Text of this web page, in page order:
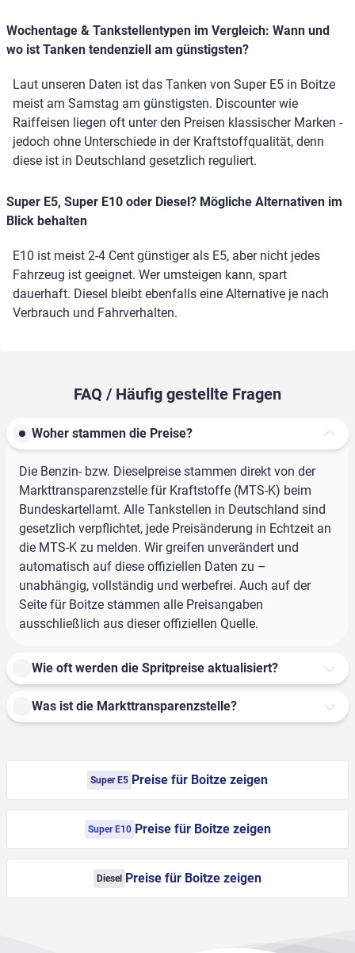
Wochentage & Tankstellentypen im Vergleich: Wann und
wo ist Tanken tendenziell am günstigsten?
Laut unseren Daten ist das Tanken von Super E5 in Boitze
meist am Samstag am günstigsten. Discounter wie
Raiffeisen liegen oft unter den Preisen klassischer Marken -
jedoch ohne Unterschiede in der Kraftstoffqualität, denn
diese ist in Deutschland gesetzlich reguliert.
Super E5, Super E10 oder Diesel? Mögliche Alternativen im
Blick behalten
E10 ist meist 2-4 Cent günstiger als E5, aber nicht jedes
Fahrzeug ist geeignet. Wer umsteigen kann, spart
dauerhaft. Diesel bleibt ebenfalls eine Alternative je nach
Verbrauch und Fahrverhalten.
FAQ / Häufig gestellte Fragen
Woher stammen die Preise?
Die Benzin- bzw. Dieselpreise stammen direkt von der
Markttransparenzstelle für Kraftstoffe (MTS-K) beim
Bundeskartellamt. Alle Tankstellen in Deutschland sind
gesetzlich verpflichtet, jede Preisänderung in Echtzeit an
die MTS-K zu melden. Wir greifen unverändert und
automatisch auf diese offiziellen Daten zu –
unabhängig, vollständig und werbefrei. Auch auf der
Seite für Boitze stammen alle Preisangaben
ausschließlich aus dieser offiziellen Quelle.
Wie oft werden die Spritpreise aktualisiert?
Was ist die Markttransparenzstelle?
Super E5 Preise für Boitze zeigen
Super E10 Preise für Boitze zeigen
Diesel Preise für Boitze zeigen